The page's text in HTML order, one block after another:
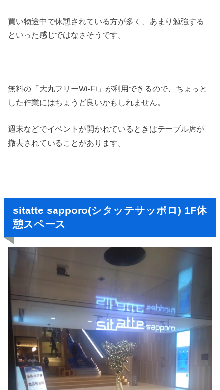
買い物途中で休憩されている方が多く、あまり勉強する
といった感じではなさそうです。
無料の「大丸フリーWi-Fi」が利用できるので、ちょっと
した作業にはちょうど良いかもしれません。
週末などでイベントが開かれているときはテーブル席が
撤去されていることがあります。
sitatte sapporo(シタッテサッポロ) 1F休
憩スペース